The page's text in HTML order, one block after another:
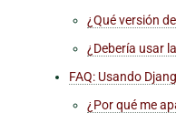
¿Qué versión
¿Debería usar
FAQ: Usando
¿Por qué me